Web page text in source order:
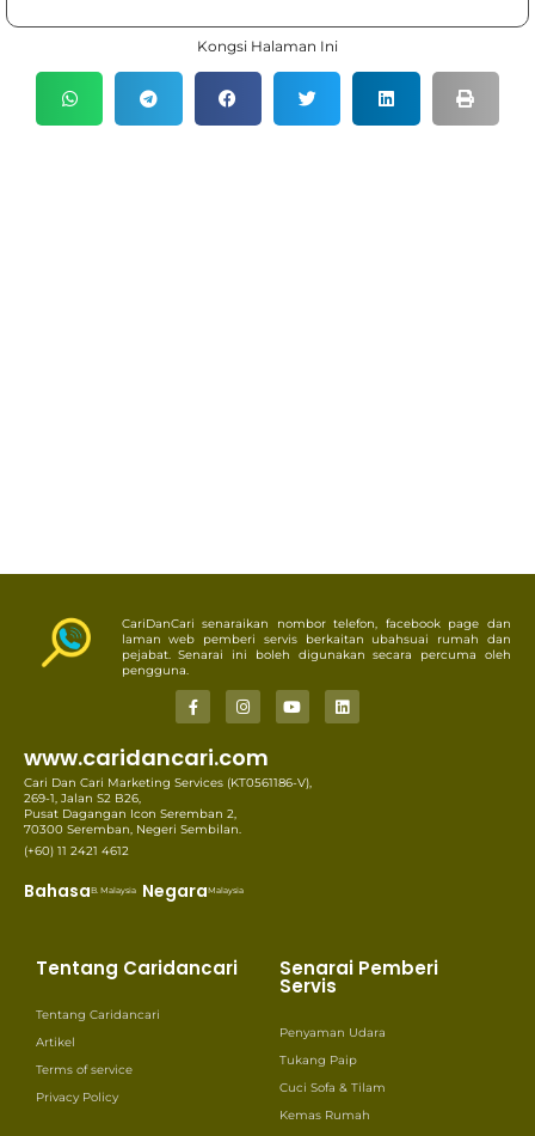
Kongsi Halaman Ini
CariDanCari senaraikan nombor telefon, facebook page dan
laman web pemberi servis berkaitan ubahsuai rumah dan
pejabat. Senarai ini boleh digunakan secara percuma oleh
pengguna.
www.caridancari.com
Cari Dan Cari Marketing Services (KT0561186-V),
269-1, Jalan S2 B26,
Pusat Dagangan Icon Seremban 2,
70300 Seremban, Negeri Sembilan.
(+60) 11 2421 4612
BahasaB. Malaysia NegaraMalaysia
Tentang Caridancari
Tentang Caridancari
Artikel
Terms of service
Privacy Policy
Senarai Pemberi
Servis
Penyaman Udara
Tukang Paip
Cuci Sofa & Tilam
Kemas Rumah